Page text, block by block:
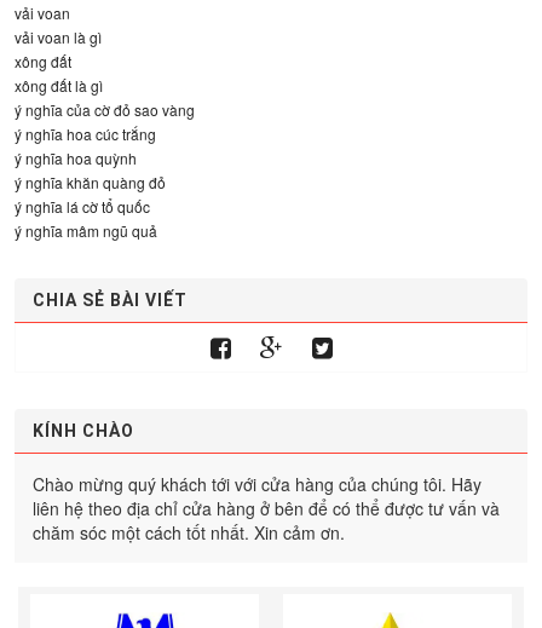
vải voan
vải voan là gì
xông đất
xông đất là gì
ý nghĩa của cờ đỏ sao vàng
ý nghĩa hoa cúc trắng
ý nghĩa hoa quỳnh
ý nghĩa khăn quàng đỏ
ý nghĩa lá cờ tổ quốc
ý nghĩa mâm ngũ quả
CHIA SẺ BÀI VIẾT
KÍNH CHÀO
Chào mừng quý khách tới với cửa hàng của chúng tôi. Hãy
liên hệ theo địa chỉ cửa hàng ở bên để có thể được tư vấn và
chăm sóc một cách tốt nhất. Xin cảm ơn.